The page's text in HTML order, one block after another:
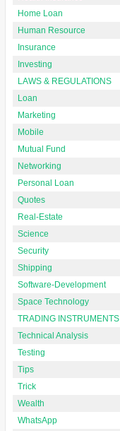
Home Loan
Human Resource
Insurance
Investing
LAWS & REGULATIONS
Loan
Marketing
Mobile
Mutual Fund
Networking
Personal Loan
Quotes
Real-Estate
Science
Security
Shipping
Software-Development
Space Technology
TRADING INSTRUMENTS
Technical Analysis
Testing
Tips
Trick
Wealth
WhatsApp